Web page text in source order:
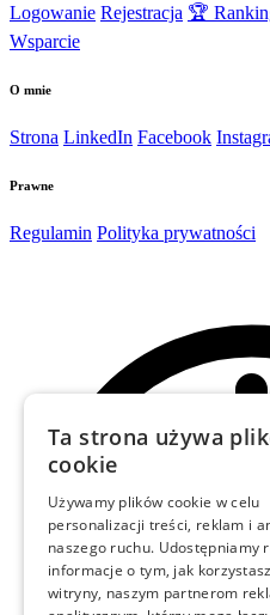
Logowanie Rejestracja 🏆
Wsparcie
O mnie
Strona LinkedIn Facebook
Prawne
Regulamin Polityka prywatności
Ta strona używa
cookie
Używamy plików cookie w celu
personalizacji treści, reklam i
naszego ruchu. Udostępniamy
informacje o tym, jak
witryny, naszym partnerom